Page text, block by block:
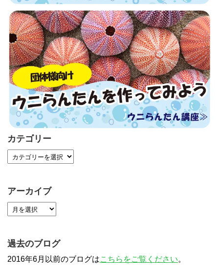
カテゴリー
アーカイブ
過去のブログ
2016年6月以前のブログはこちらをご覧ください。